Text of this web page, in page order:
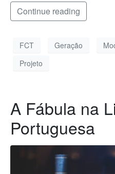
Continue reading
FCT Geração
Projeto
A Fábula na
Portuguesa